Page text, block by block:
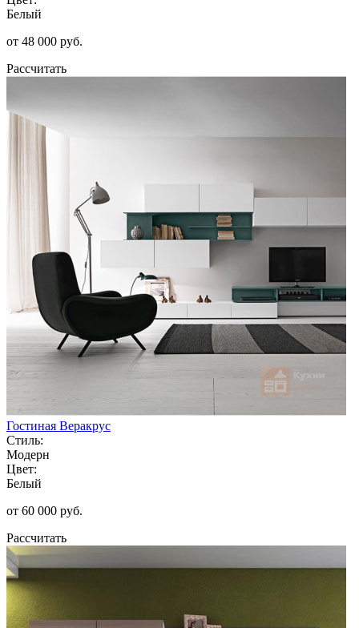
Белый
от 48 000 руб.
Рассчитать
Гостиная Веракрус
Стиль:
Модерн
Цвет:
Белый
от 60 000 руб.
Рассчитать